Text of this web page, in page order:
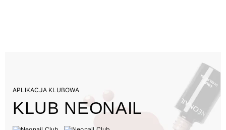
APLIKACJA KLUBOWA
KLUB NEONAIL